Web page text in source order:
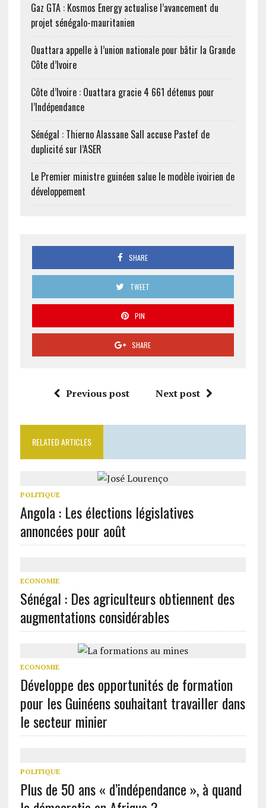
Gaz GTA : Kosmos Energy actualise l’avancement du
projet sénégalo-mauritanien
Ouattara appelle à l’union nationale pour bâtir la Grande
Côte d’Ivoire
Côte d’Ivoire : Ouattara gracie 4 661 détenus pour
l’Indépendance
Sénégal : Thierno Alassane Sall accuse Pastef de
duplicité sur l’ASER
Le Premier ministre guinéen salue le modèle ivoirien de
développement
SHARE
TWEET
PIN
SHARE
Previous post Next post
RELATED ARTICLES
POLITIQUE
Angola : Les élections législatives
annoncées pour août
ECONOMIE
Sénégal : Des agriculteurs obtiennent des
augmentations considérables
ECONOMIE
Développe des opportunités de formation
pour les Guinéens souhaitant travailler dans
le secteur minier
POLITIQUE
Plus de 50 ans « d’indépendance », à quand